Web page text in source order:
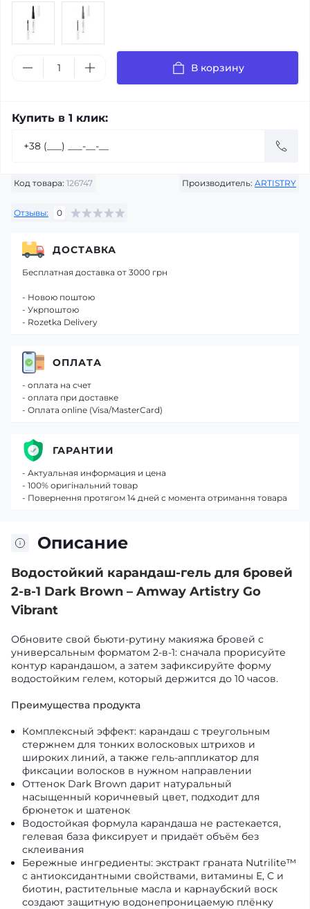
Код товара: 126747 Производитель: ARTISTRY
Отзывы: 0
В корзину
Купить в 1 клик:
Описание
Водостойкий карандаш‑гель для бровей
2‑в‑1 Dark Brown – Amway Artistry Go
Vibrant
Обновите свой бьюти‑рутину макияжа бровей с
универсальным форматом 2‑в‑1: сначала прорисуйте
контур карандашом, а затем зафиксируйте форму
водостойким гелем, который держится до 10 часов.
Преимущества продукта
Комплексный эффект: карандаш с треугольным
стержнем для тонких волосковых штрихов и
широких линий, а также гель‑аппликатор для
фиксации волосков в нужном направлении
Оттенок Dark Brown дарит натуральный
насыщенный коричневый цвет, подходит для
брюнеток и шатенок
Водостойкая формула карандаша не растекается,
гелевая база фиксирует и придаёт объём без
склеивания
Бережные ингредиенты: экстракт граната Nutrilite™
с антиоксидантными свойствами, витамины E, C и
биотин, растительные масла и карнаубский воск
создают защитную водонепроницаемую плёнку
ДОСТАВКА
Бесплатная доставка от 3000 грн
- Новою поштою
- Укрпоштою
- Rozetka Delivery
ОПЛАТА
- оплата на счет
- оплата при доставке
- Оплата online (Visa/MasterCard)
ГАРАНТИИ
- Актуальная информация и цена
- 100% оригінальний товар
- Повернення протягом 14 дней с момента отримання товара